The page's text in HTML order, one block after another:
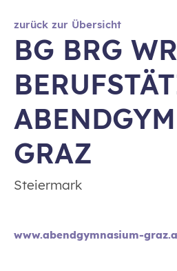
zurück zur Übersicht
BG BRG
GRAZ
Steiermark
www.abendgymnasium-